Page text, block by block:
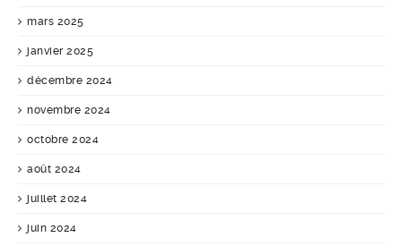
mars 2025
janvier 2025
décembre 2024
novembre 2024
octobre 2024
août 2024
juillet 2024
juin 2024